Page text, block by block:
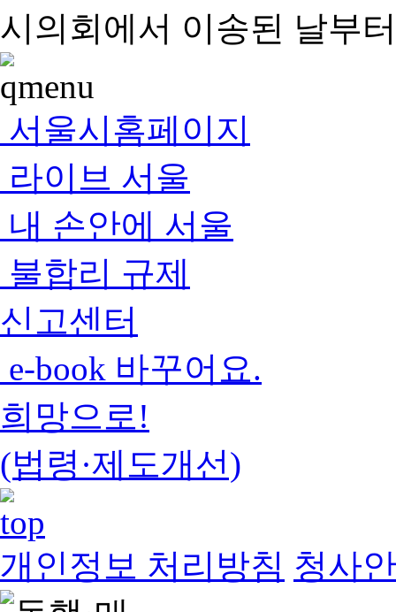
시의회에서 이송된 날부
서울시홈페이지
라이브 서울
내 손안에 서울
불합리 규제
신고센터
e-book 바꾸어요.
희망으로!
(법령·제도개선)
개인정보 처리방침 청사